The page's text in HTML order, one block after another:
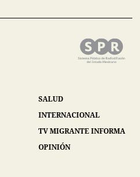
SALUD
INTERNACIONAL
TV MIGRANTE INFORMA
OPINIÓN